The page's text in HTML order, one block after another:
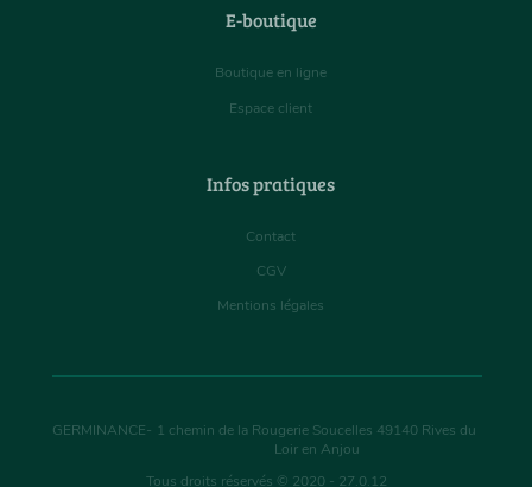
E-boutique
Boutique en ligne
Espace client
Infos pratiques
Contact
CGV
Mentions légales
GERMINANCE- 1 chemin de la Rougerie Soucelles 49140 Rives du
Loir en Anjou
Tous droits réservés © 2020 - 27.0.12